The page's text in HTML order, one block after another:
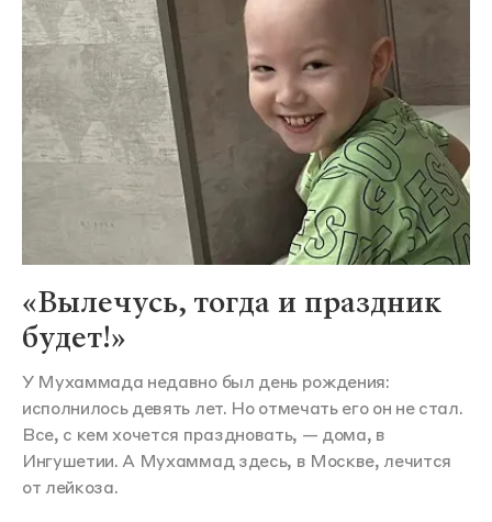
«Вылечусь, тогда и праздник
будет!»
У Мухаммада недавно был день рождения:
исполнилось девять лет. Но отмечать его он не стал.
Все, с кем хочется праздновать, — дома, в
Ингушетии. А Мухаммад здесь, в Москве, лечится
от лейкоза.